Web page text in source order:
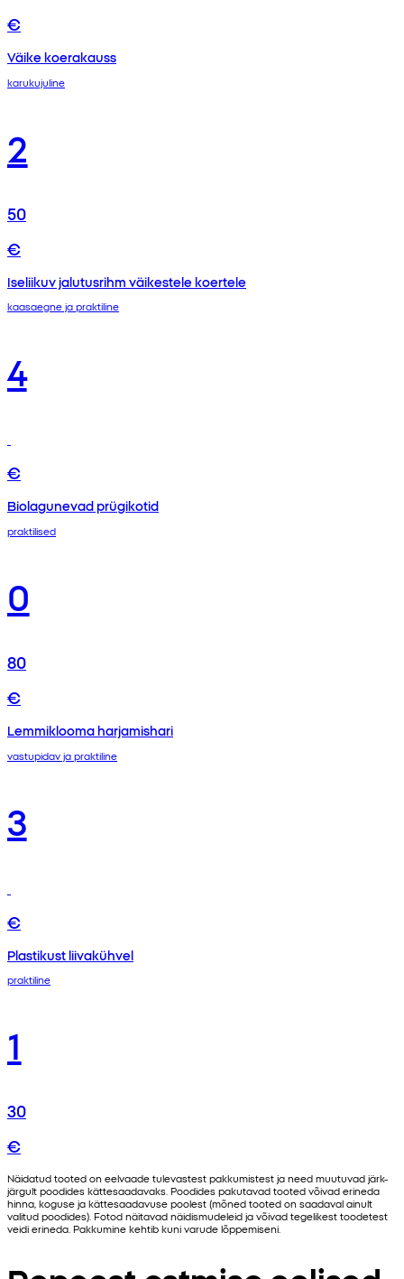
€
Väike koerakauss
karukujuline
2
50
€
Iseliikuv jalutusrihm väikestele koertele
kaasaegne ja praktiline
4
€
Biolagunevad prügikotid
praktilised
0
80
€
Lemmiklooma harjamishari
vastupidav ja praktiline
3
€
Plastikust liivakühvel
praktiline
1
30
€
Näidatud tooted on eelvaade tulevastest pakkumistest ja need muutuvad järk-
järgult poodides kättesaadavaks. Poodides pakutavad tooted võivad erineda
hinna, koguse ja kättesaadavuse poolest (mõned tooted on saadaval ainult
valitud poodides). Fotod näitavad näidismudeleid ja võivad tegelikest toodetest
veidi erineda. Pakkumine kehtib kuni varude lõppemiseni.